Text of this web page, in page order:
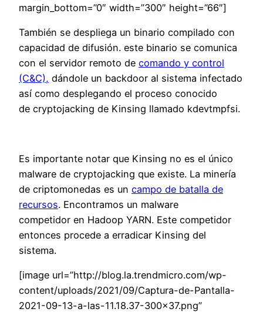
margin_bottom=”0″ width=”300″ height=”66″]
También se despliega un binario compilado con
capacidad de difusión. este binario se comunica
con el servidor remoto de comando y control
(C&C), dándole un backdoor al sistema infectado
así como desplegando el proceso conocido
de cryptojacking de Kinsing llamado kdevtmpfsi.
Es importante notar que Kinsing no es el único
malware de cryptojacking que existe. La minería
de criptomonedas es un campo de batalla de
recursos. Encontramos un malware
competidor en Hadoop YARN. Este competidor
entonces procede a erradicar Kinsing del
sistema.
[image url=”http://blog.la.trendmicro.com/wp-
content/uploads/2021/09/Captura-de-Pantalla-
2021-09-13-a-las-11.18.37-300×37.png”